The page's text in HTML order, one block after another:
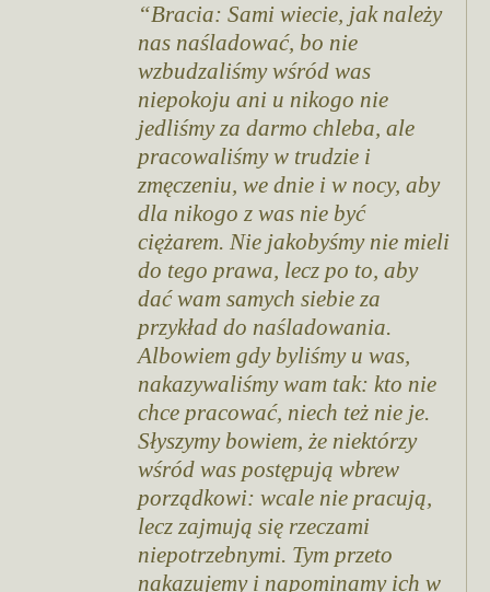
Bracia: Sami wiecie, jak należy
nas naśladować, bo nie
wzbudzaliśmy wśród was
niepokoju ani u nikogo nie
jedliśmy za darmo chleba, ale
pracowaliśmy w trudzie i
zmęczeniu, we dnie i w nocy, aby
dla nikogo z was nie być
ciężarem. Nie jakobyśmy nie mieli
do tego prawa, lecz po to, aby
dać wam samych siebie za
przykład do naśladowania.
Albowiem gdy byliśmy u was,
nakazywaliśmy wam tak: kto nie
chce pracować, niech też nie je.
Słyszymy bowiem, że niektórzy
wśród was postępują wbrew
porządkowi: wcale nie pracują,
lecz zajmują się rzeczami
niepotrzebnymi. Tym przeto
nakazujemy i napominamy ich w